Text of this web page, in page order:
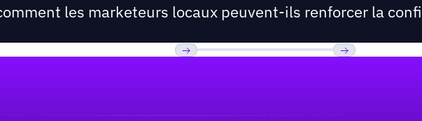
les marketeurs locaux peuvent-ils renforcer la